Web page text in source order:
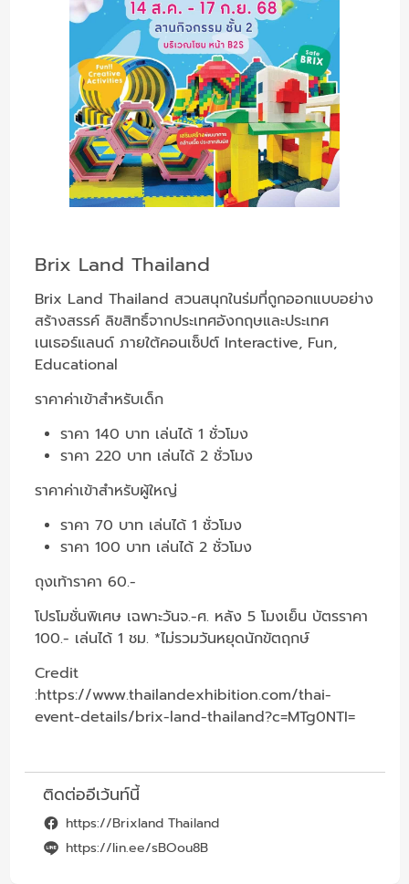
Brix Land Thailand
Brix Land Thailand สวนสนุกในร่มที่ถูกออกแบบอย่าง
สร้างสรรค์ ลิขสิทธิ์จากประเทศอังกฤษและประเทศ
เนเธอร์แลนด์ ภายใต้คอนเซ็ปต์ Interactive, Fun,
Educational
ราคาค่าเข้าสำหรับเด็ก
ราคา 140 บาท เล่นได้ 1 ชั่วโมง
ราคา 220 บาท เล่นได้ 2 ชั่วโมง
ราคาค่าเข้าสำหรับผู้ใหญ่
ราคา 70 บาท เล่นได้ 1 ชั่วโมง
ราคา 100 บาท เล่นได้ 2 ชั่วโมง
ถุงเท้าราคา 60.-
โปรโมชั่นพิเศษ เฉพาะวันจ.-ศ. หลัง 5 โมงเย็น บัตรราคา
100.- เล่นได้ 1 ชม. *ไม่รวมวันหยุดนักขัตฤกษ์
Credit
:https://www.thailandexhibition.com/thai-
event-details/brix-land-thailand?c=MTg0NTI=
ติดต่ออีเว้นท์นี้
https://Brixland Thailand
https://lin.ee/sBOou8B